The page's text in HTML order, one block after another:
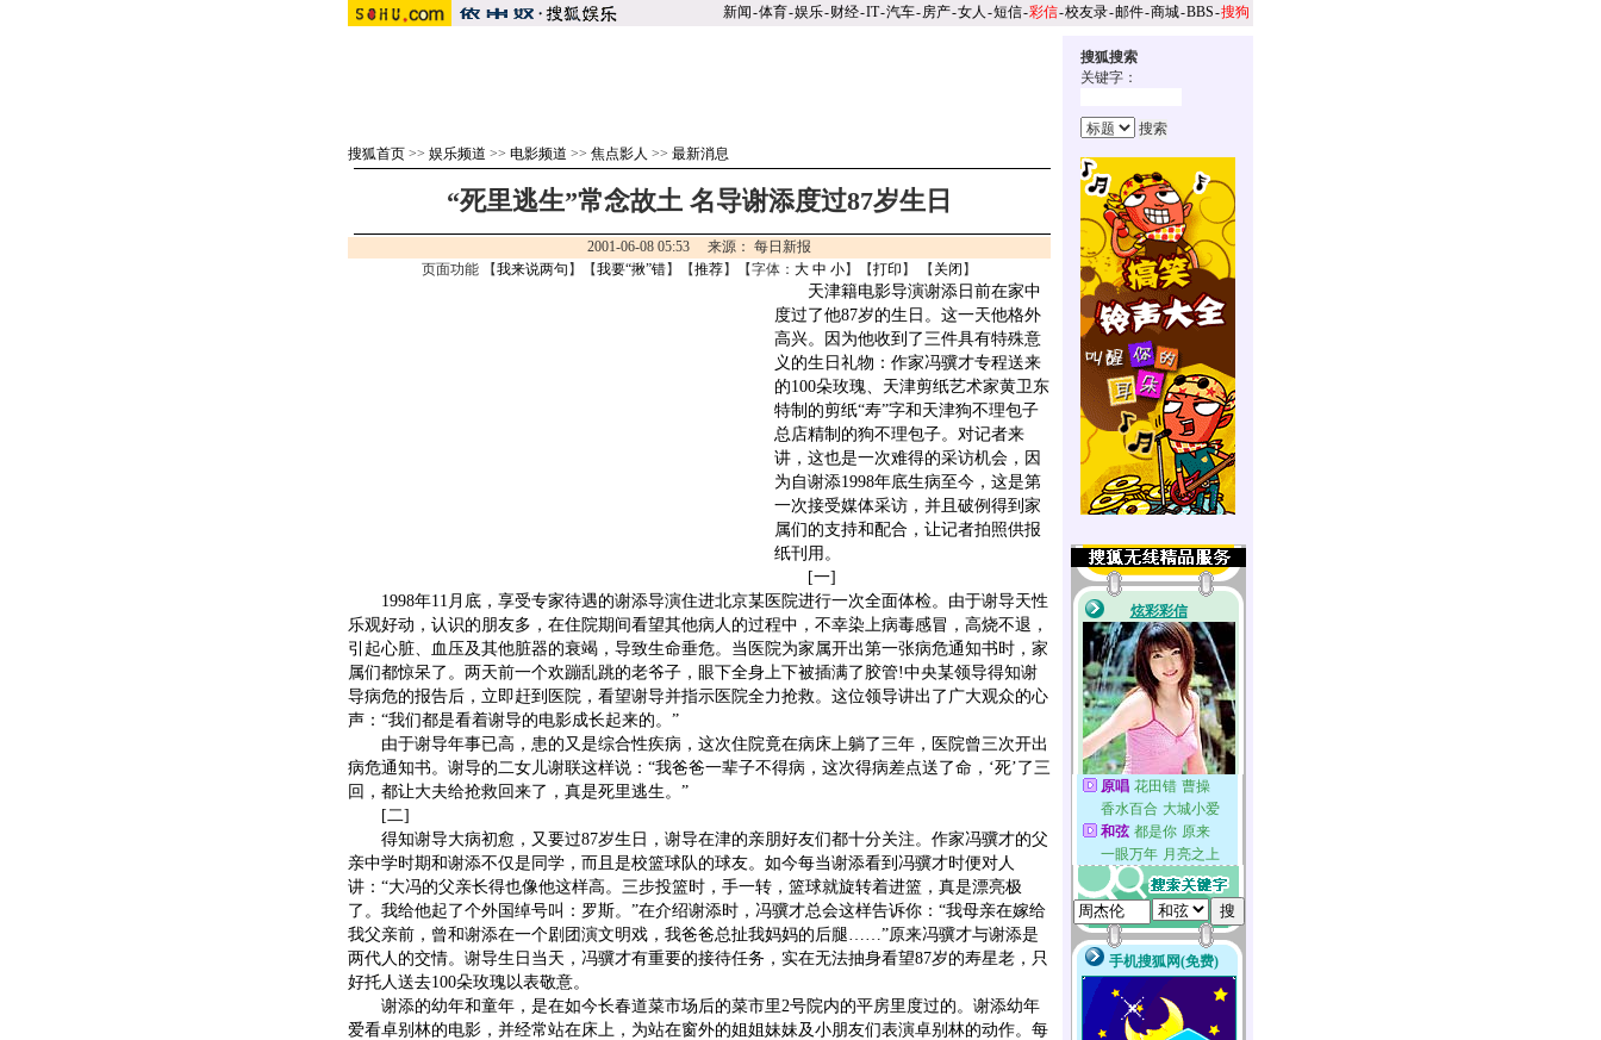
新闻-体育-娱乐-财经-IT-汽车-房产-女人 -短信-彩信-校友录-邮件-商城-BBS-搜狗
搜狐首页 >> 娱乐频道 >> 电影频道 >> 焦点影人 >> 最新消息
“死里逃生”常念故土 名导谢添度过87岁生日
2001-06-08 05:53 来源： 每日新报
页面功能 【我来说两句 】【我要“揪”错】【推荐】【字体： 大 中 小】【打印 】 【 关闭 】
天津籍电影导演谢添日前在家中
度过了他87岁的生日。这一天他格外
高兴。因为他收到了三件具有特殊意
义的生日礼物：作家冯骥才专程送来
的100朵玫瑰、天津剪纸艺术家黄卫东
特制的剪纸“寿”字和天津狗不理包子
总店精制的狗不理包子。对记者来
讲，这也是一次难得的采访机会，因
为自谢添1998年底生病至今，这是第
一次接受媒体采访，并且破例得到家
属们的支持和配合，让记者拍照供报
纸刊用。
[一]
1998年11月底，享受专家待遇的谢添导演住进北京某医院进行一次全面体检。由于谢导天性
乐观好动，认识的朋友多，在住院期间看望其他病人的过程中，不幸染上病毒感冒，高烧不退，
引起心脏、血压及其他脏器的衰竭，导致生命垂危。当医院为家属开出第一张病危通知书时，家
属们都惊呆了。两天前一个欢蹦乱跳的老爷子，眼下全身上下被插满了胶管!中央某领导得知谢
导病危的报告后，立即赶到医院，看望谢导并指示医院全力抢救。这位领导讲出了广大观众的心
声：“我们都是看着谢导的电影成长起来的。”
由于谢导年事已高，患的又是综合性疾病，这次住院竟在病床上躺了三年，医院曾三次开出
病危通知书。谢导的二女儿谢联这样说：“我爸爸一辈子不得病，这次得病差点送了命，‘死’了三
回，都让大夫给抢救回来了，真是死里逃生。”
[二]
得知谢导大病初愈，又要过87岁生日，谢导在津的亲朋好友们都十分关注。作家冯骥才的父
亲中学时期和谢添不仅是同学，而且是校篮球队的球友。如今每当谢添看到冯骥才时便对人
讲：“大冯的父亲长得也像他这样高。三步投篮时，手一转，篮球就旋转着进篮，真是漂亮极
了。我给他起了个外国绰号叫：罗斯。”在介绍谢添时，冯骥才总会这样告诉你：“我母亲在嫁给
我父亲前，曾和谢添在一个剧团演文明戏，我爸爸总扯我妈妈的后腿……”原来冯骥才与谢添是
两代人的交情。谢导生日当天，冯骥才有重要的接待任务，实在无法抽身看望87岁的寿星老，只
好托人送去100朵玫瑰以表敬意。
谢添的幼年和童年，是在如今长春道菜市场后的菜市里2号院内的平房里度过的。谢添幼年
爱看卓别林的电影，并经常站在床上，为站在窗外的姐姐妹妹及小朋友们表演卓别林的动作。每
搜狐搜索
关键字：